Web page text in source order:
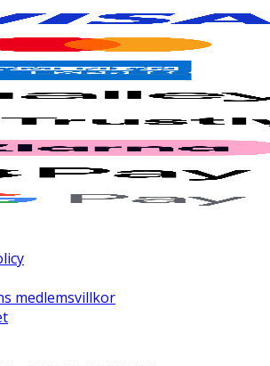
medlemsvillkor